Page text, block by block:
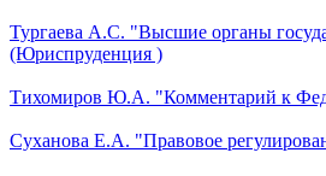
Тургаева А.С. "Высшие органы
(Юриспруденция )
Тихомиров Ю.А. "Комментарий к
Суханова Е.А. "Правовое